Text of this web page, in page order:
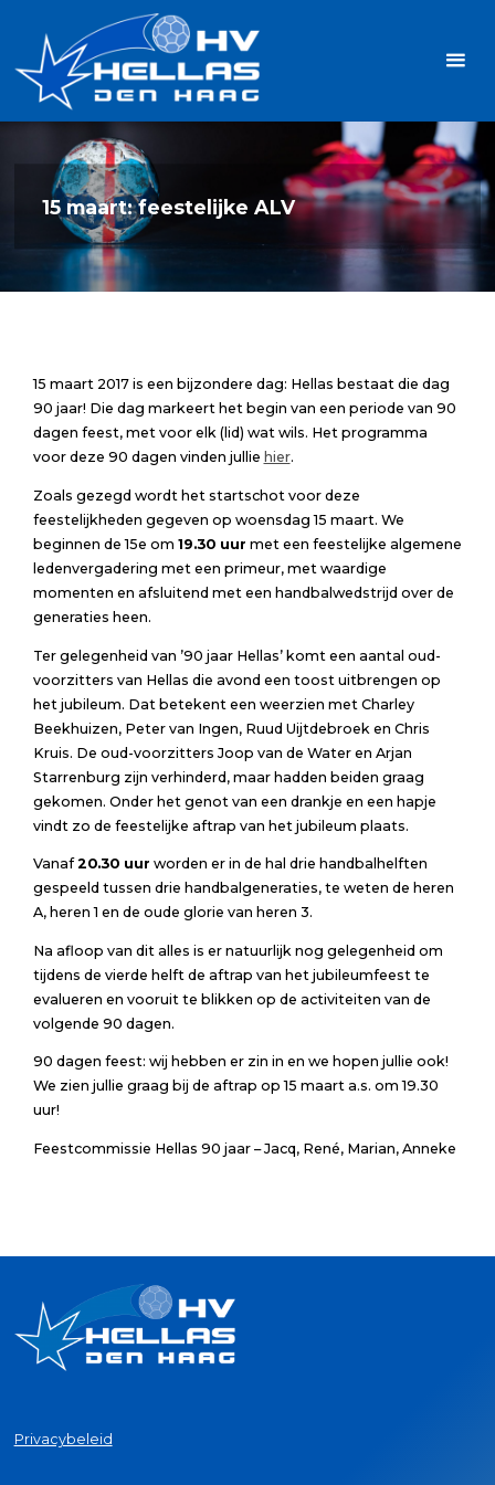
inhoud
15 maart: feestelijke ALV
15 maart 2017 is een bijzondere dag: Hellas bestaat die dag
90 jaar! Die dag markeert het begin van een periode van 90
dagen feest, met voor elk (lid) wat wils. Het programma
voor deze 90 dagen vinden jullie hier.
Zoals gezegd wordt het startschot voor deze
feestelijkheden gegeven op woensdag 15 maart. We
beginnen de 15e om 19.30 uur met een feestelijke algemene
ledenvergadering met een primeur, met waardige
momenten en afsluitend met een handbalwedstrijd over de
generaties heen.
Ter gelegenheid van ’90 jaar Hellas’ komt een aantal oud-
voorzitters van Hellas die avond een toost uitbrengen op
het jubileum. Dat betekent een weerzien met Charley
Beekhuizen, Peter van Ingen, Ruud Uijtdebroek en Chris
Kruis. De oud-voorzitters Joop van de Water en Arjan
Starrenburg zijn verhinderd, maar hadden beiden graag
gekomen. Onder het genot van een drankje en een hapje
vindt zo de feestelijke aftrap van het jubileum plaats.
Vanaf20.30 uur worden er in de hal drie handbalhelften
gespeeld tussen drie handbalgeneraties, te weten de heren
A, heren 1 en de oude glorie van heren 3.
Na afloop van dit alles is er natuurlijk nog gelegenheid om
tijdens de vierde helft de aftrap van het jubileumfeest te
evalueren en vooruit te blikken op de activiteiten van de
volgende 90 dagen.
90 dagen feest: wij hebben er zin in en we hopen jullie ook!
We zien jullie graag bij de aftrap op 15 maart a.s. om 19.30
uur!
Feestcommissie Hellas 90 jaar – Jacq, René, Marian, Anneke
Privacybeleid